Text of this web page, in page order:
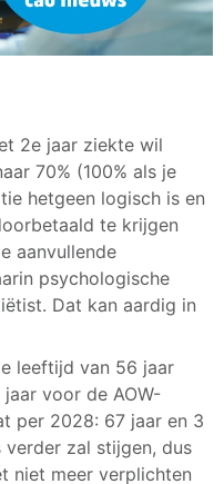
2e jaar ziekte wil
70% (100% als je
hetgeen logisch is en
te krijgen
aanvullende
psychologische
Dat kan aardig in
leeftijd van 56 jaar
jaar voor de AOW-
per 2028: 67 jaar en 3
verder zal stijgen, dus
niet meer verplichten